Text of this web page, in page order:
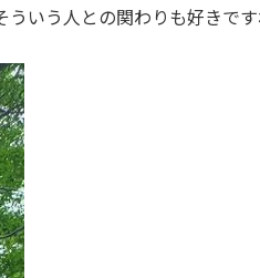
ういう人との関わりも好きで